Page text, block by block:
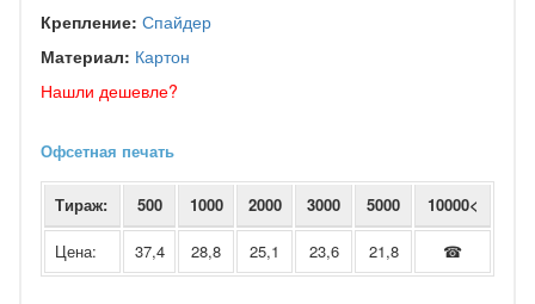
Крепление: Спайдер
Материал: Картон
Нашли дешевле?
Офсетная печать
Тираж: 500 1000 2000 3000 5000 10000<
Цена: 37,4 28,8 25,1 23,6 21,8 ☎